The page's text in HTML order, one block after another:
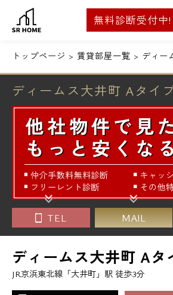
無料診断受付中!
トップページ 賃貸部屋一覧 ディー
ディームス大井町 Aタイ
TEL MAIL
ディームス大井町 Aタ
JR京浜東北線「大井町」駅 徒歩3分